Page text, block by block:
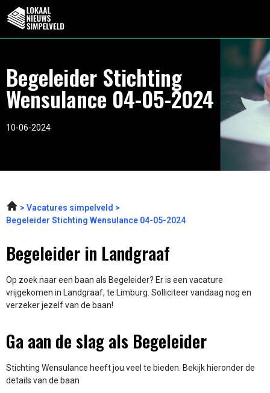
Begeleider Stichting
Wensulance 04-05-2024
10-06-2024
Vacatures simpelveld
Begeleider Stichting Wensulance 04-05-2024
Begeleider in Landgraaf
Op zoek naar een baan als Begeleider? Er is een vacature
vrijgekomen in Landgraaf, te Limburg. Solliciteer vandaag nog en
verzeker jezelf van de baan!
Ga aan de slag als Begeleider
Stichting Wensulance heeft jou veel te bieden. Bekijk hieronder de
details van de baan